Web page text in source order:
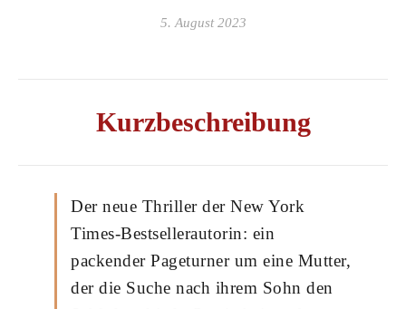
5. August 2023
Kurzbeschreibung
Der neue Thriller der New York
Times-Bestsellerautorin: ein
packender Pageturner um eine Mutter,
der die Suche nach ihrem Sohn den